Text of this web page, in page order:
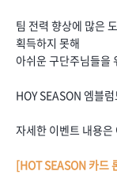
팀 전력 향상에 많은
획득하지 못해
아쉬운 구단주님들을
HOY SEASON 엠블
자세한 이벤트 내용은
[HOT SEASON 카드